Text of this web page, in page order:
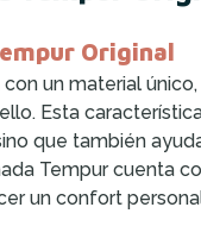
Original
un material
Esta
que también
Tempur cuenta
un confort